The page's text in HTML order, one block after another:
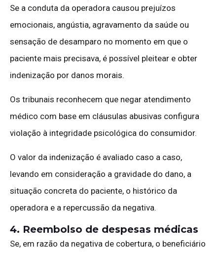
Se a conduta da operadora causou prejuízos
emocionais, angústia, agravamento da saúde ou
sensação de desamparo no momento em que o
paciente mais precisava, é possível pleitear e obter
indenização por danos morais.
Os tribunais reconhecem que negar atendimento
médico com base em cláusulas abusivas configura
violação à integridade psicológica do consumidor.
O valor da indenização é avaliado caso a caso,
levando em consideração a gravidade do dano, a
situação concreta do paciente, o histórico da
operadora e a repercussão da negativa.
4. Reembolso de despesas médicas
Se, em razão da negativa de cobertura, o beneficiário